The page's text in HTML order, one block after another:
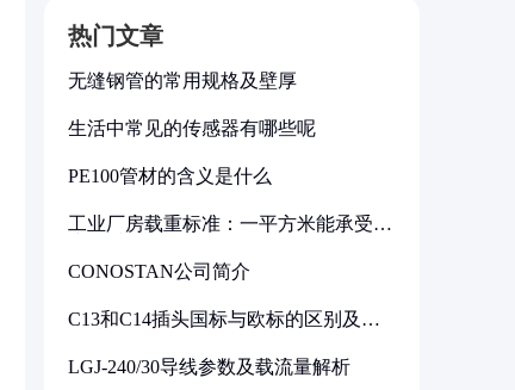
热门文章
无缝钢管的常用规格及壁厚
生活中常见的传感器有哪些呢
PE100管材的含义是什么
工业厂房载重标准：一平方米能承受多
CONOSTAN公司简介
C13和C14插头国标与欧标的区别及其
LGJ-240/30导线参数及载流量解析